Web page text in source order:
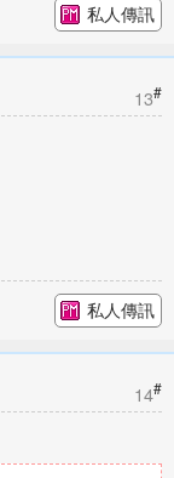
私人傳訊
13#
私人傳訊
14#